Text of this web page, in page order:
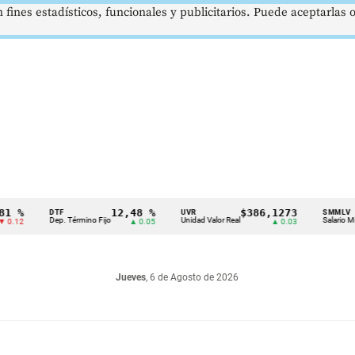
Dep. Término Fijo
12,48 %
▲ 0.05 Unidad Valor Real
$386,1273
▲ 0.03
SMMLV
Salario Mínimo
Jueves, 6 de Agosto de 2026
estadísticos, funcionales y publicitarios. Puede aceptarlas